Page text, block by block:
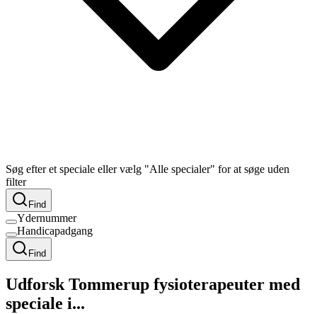
Søg efter et speciale eller vælg "Alle specialer" for at søge uden
filter
Find
Ydernummer
Handicapadgang
Find
Udforsk Tommerup fysioterapeuter med
speciale i...